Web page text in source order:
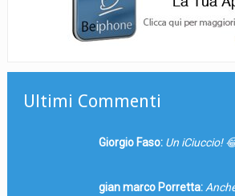
Ultimi Commenti
Giorgio Faso: Un iCiuccio!
gian marco Porretta: